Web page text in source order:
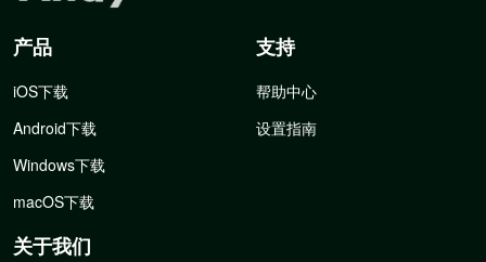
产品
iOS下载
Android下载
Windows下载
macOS下载
支持
帮助中心
设置指南
关于我们